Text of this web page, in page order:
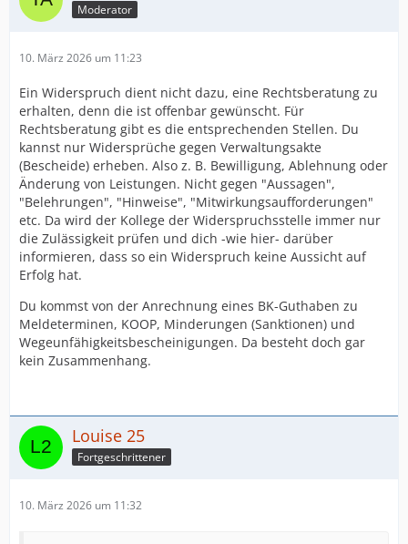
Moderator
10. März 2026 um 11:23
Ein Widerspruch dient nicht dazu, eine Rechtsberatung zu
erhalten, denn die ist offenbar gewünscht. Für
Rechtsberatung gibt es die entsprechenden Stellen. Du
kannst nur Widersprüche gegen Verwaltungsakte
(Bescheide) erheben. Also z. B. Bewilligung, Ablehnung oder
Änderung von Leistungen. Nicht gegen "Aussagen",
"Belehrungen", "Hinweise", "Mitwirkungsaufforderungen"
etc. Da wird der Kollege der Widerspruchsstelle immer nur
die Zulässigkeit prüfen und dich -wie hier- darüber
informieren, dass so ein Widerspruch keine Aussicht auf
Erfolg hat.
Du kommst von der Anrechnung eines BK-Guthaben zu
Meldeterminen, KOOP, Minderungen (Sanktionen) und
Wegeunfähigkeitsbescheinigungen. Da besteht doch gar
kein Zusammenhang.
Louise 25
Fortgeschrittener
10. März 2026 um 11:32